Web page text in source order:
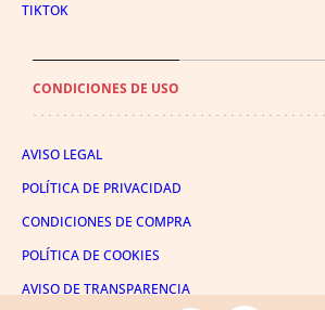
TIKTOK
CONDICIONES DE USO
AVISO LEGAL
POLÍTICA DE PRIVACIDAD
CONDICIONES DE COMPRA
POLÍTICA DE COOKIES
AVISO DE TRANSPARENCIA